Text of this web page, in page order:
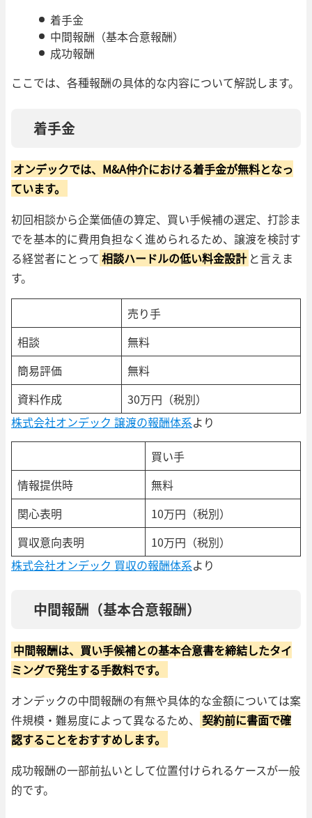
着手金
中間報酬（基本合意報酬）
成功報酬
ここでは、各種報酬の具体的な内容について解説します。
着手金
オンデックでは、M&A仲介における着手金が無料となっ
ています。
初回相談から企業価値の算定、買い手候補の選定、打診ま
でを基本的に費用負担なく進められるため、譲渡を検討す
る経営者にとって 相談ハードルの低い料金設計 と言えま
す。
売り手
相談
無料
簡易評価
無料
資料作成
30万円（税別）
株式会社オンデック 譲渡の報酬体系より
買い手
情報提供時
無料
関心表明
10万円（税別）
買収意向表明
10万円（税別）
株式会社オンデック 買収の報酬体系より
中間報酬（基本合意報酬）
中間報酬は、買い手候補との基本合意書を締結したタイ
ミングで発生する手数料です。
オンデックの中間報酬の有無や具体的な金額については案
件規模・難易度によって異なるため、
契約前に書面で確
認することをおすすめします。
成功報酬の一部前払いとして位置付けられるケースが一般
的です。